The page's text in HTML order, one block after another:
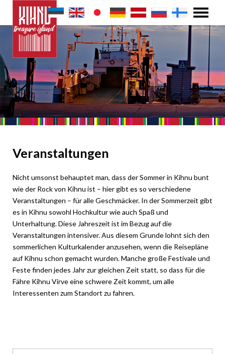
Veranstaltungen
Nicht umsonst behauptet man, dass der Sommer in Kihnu bunt
wie der Rock von Kihnu ist – hier gibt es so verschiedene
Veranstaltungen – für alle Geschmäcker. In der Sommerzeit gibt
es in Kihnu sowohl Hochkultur wie auch Spaß und
Unterhaltung. Diese Jahreszeit ist im Bezug auf die
Veranstaltungen intensiver. Aus diesem Grunde lohnt sich den
sommerlichen Kulturkalender anzusehen, wenn die Reisepläne
auf Kihnu schon gemacht wurden. Manche große Festivale und
Feste finden jedes Jahr zur gleichen Zeit statt, so dass für die
Fähre Kihnu Virve eine schwere Zeit kommt, um alle
Interessenten zum Standort zu fahren.